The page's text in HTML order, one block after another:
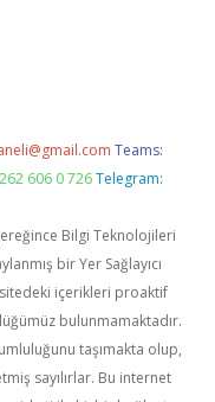
Teams:
606 0 726 Telegram:
Bilgi Teknolojileri
bir Yer Sağlayıcı
içerikleri proaktif
bulunmamaktadır.
taşımakta olup,
sayılırlar. Bu internet